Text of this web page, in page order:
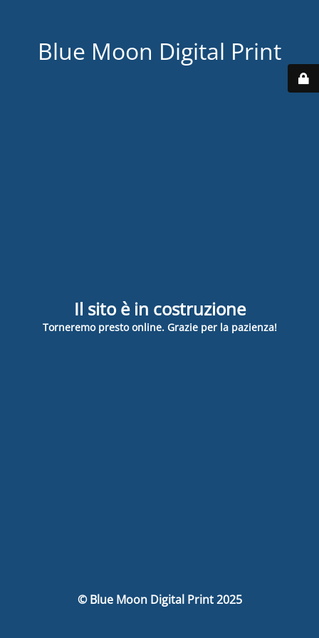
Blue Moon Digital Print
Il sito è in costruzione
Torneremo presto online. Grazie per la pazienza!
© Blue Moon Digital Print 2025